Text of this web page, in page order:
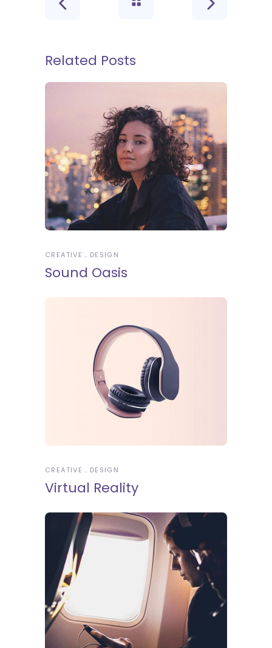
Related Posts
CREATIVE DESIGN
Sound Oasis
CREATIVE DESIGN
Virtual Reality